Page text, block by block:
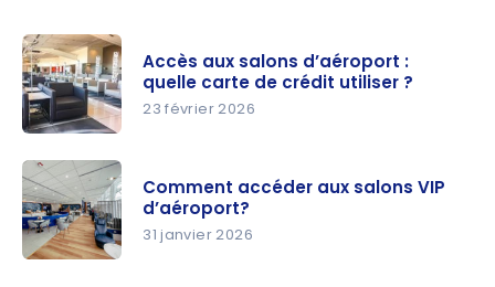
salons
d’aéroport
: quelle
carte de
Accès aux salons d’aéroport :
quelle carte de crédit utiliser ?
23 février 2026
Comment accéder aux salons VIP
d’aéroport?
31 janvier 2026